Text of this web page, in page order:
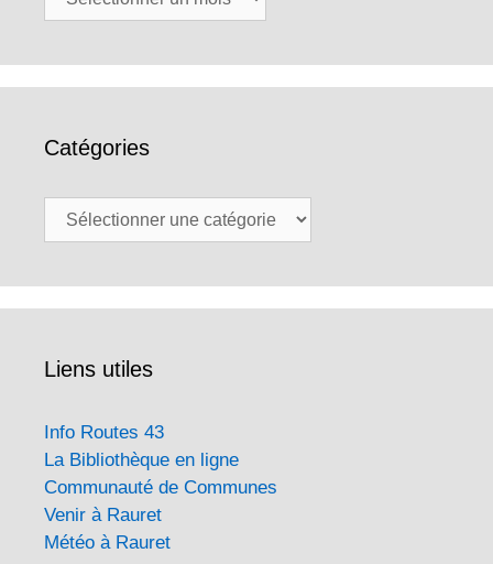
Catégories
Catégories
Liens utiles
Info Routes 43
La Bibliothèque en ligne
Communauté de Communes
Venir à Rauret
Météo à Rauret